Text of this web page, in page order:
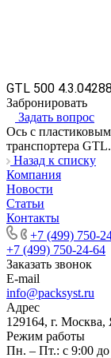
GTL 500
Забронировать
Задать вопрос
Ось с
транспортера
Назад к списку
Компания
Новости
Статьи
Контакты
+7 (499) 750-
+7 (499) 750-24-64
Заказать звонок
E-mail
info@packsyst.ru
Адрес
129164, г. Москва,
Режим работы
Пн. – Пт.: с 9:00 до